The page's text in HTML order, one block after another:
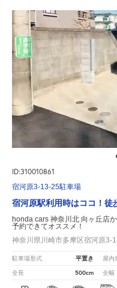
ID:310010861
宿河原3-13-25駐車場
宿河原駅利用時はココ！徒
honda cars 神奈川北 向ヶ丘店
予約できてオススメ！
神奈川県川崎市多摩区宿河原3-
駐車場形式 平置き 屋内
全長 500cm 全幅